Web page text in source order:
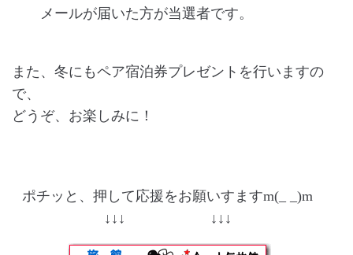
メールが届いた方が当選者です。
また、冬にもペア宿泊券プレゼントを行いますの
で、
どうぞ、お楽しみに！
ポチッと、押して応援をお願いすますm(_ _)m
↓↓↓ ↓↓↓